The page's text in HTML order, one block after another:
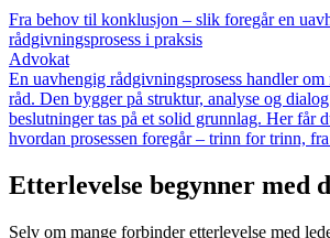
Fra behov til konklusjon – slik foregår en
rådgivningsprosess i praksis
Advokat
En uavhengig rådgivningsprosess handler om
råd. Den bygger på struktur, analyse og
beslutninger tas på et solid grunnlag. Her får
hvordan prosessen foregår – trinn for trinn,
Etterlevelse begynner med
Selv om mange forbinder etterlevelse med